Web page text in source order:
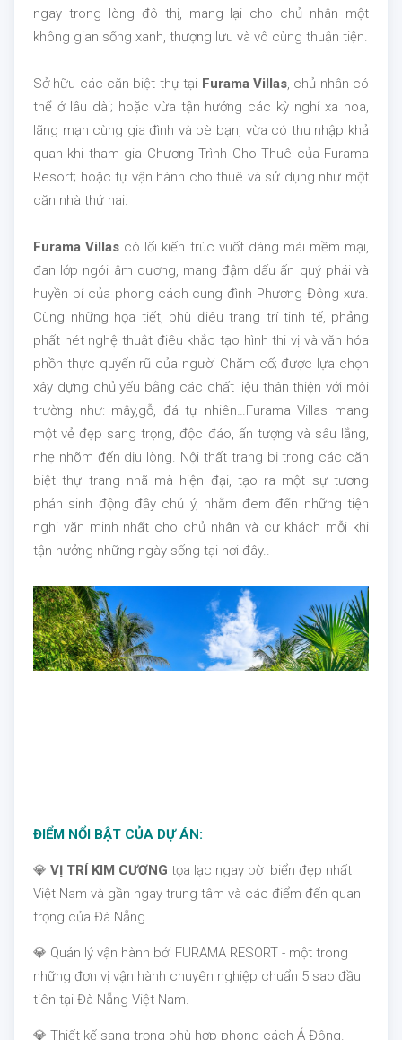
ngay trong lòng đô thị, mang lại cho chủ nhân một
không gian sống xanh, thượng lưu và vô cùng thuận tiện.
Sở hữu các căn biệt thự tại Furama Villas, chủ nhân có
thể ở lâu dài; hoặc vừa tận hưởng các kỳ nghỉ xa hoa,
lãng mạn cùng gia đình và bè bạn, vừa có thu nhập khả
quan khi tham gia Chương Trình Cho Thuê của Furama
Resort; hoặc tự vận hành cho thuê và sử dụng như một
căn nhà thứ hai.
Furama Villas có lối kiến trúc vuốt dáng mái mềm mại,
đan lớp ngói âm dương, mang đậm dấu ấn quý phái và
huyền bí của phong cách cung đình Phương Đông xưa.
Cùng những họa tiết, phù điêu trang trí tinh tế, phảng
phất nét nghệ thuật điêu khắc tạo hình thi vị và văn hóa
phồn thực quyến rũ của người Chăm cổ; được lựa chọn
xây dựng chủ yếu bằng các chất liệu thân thiện với môi
trường như: mây,gỗ, đá tự nhiên…Furama Villas mang
một vẻ đẹp sang trọng, độc đáo, ấn tượng và sâu lắng,
nhẹ nhõm đến dịu lòng. Nội thất trang bị trong các căn
biệt thự trang nhã mà hiện đại, tạo ra một sự tương
phản sinh động đầy chủ ý, nhằm đem đến những tiện
nghi văn minh nhất cho chủ nhân và cư khách mỗi khi
tận hưởng những ngày sống tại nơi đây..
ĐIỂM NỔI BẬT CỦA DỰ ÁN:
💎 VỊ TRÍ KIM CƯƠNG tọa lạc ngay bờ biển đẹp nhất
Việt Nam và gần ngay trung tâm và các điểm đến quan
trọng của Đà Nẵng.
💎 Quản lý vận hành bởi FURAMA RESORT - một trong
những đơn vị vận hành chuyên nghiệp chuẩn 5 sao đầu
tiên tại Đà Nẵng Việt Nam.
💎 Thiết kế sang trọng phù hợp phong cách Á Đông.